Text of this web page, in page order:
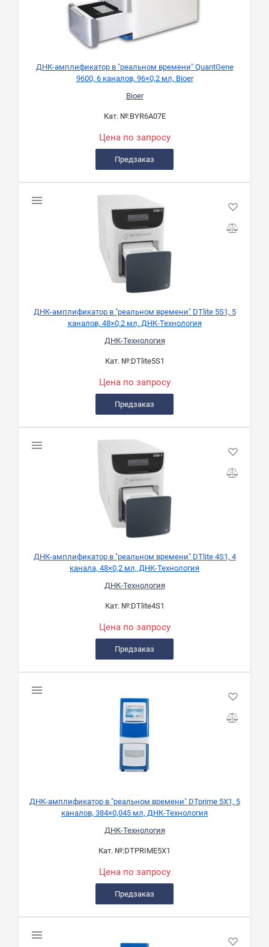
ДНК-амплификатор в "реальном времени" QuantGene
9600, 6 каналов, 96×0,2 мл, Bioer
Bioer
Кат. №:BYR6A07E
Цена по запросу
Предзаказ
ДНК-амплификатор в "реальном времени" DTlite 5S1, 5
каналов, 48×0,2 мл, ДНК-Технология
ДНК-Технология
Кат. №:DTlite5S1
Цена по запросу
Предзаказ
ДНК-амплификатор в "реальном времени" DTlite 4S1, 4
канала, 48×0,2 мл, ДНК-Технология
ДНК-Технология
Кат. №:DTlite4S1
Цена по запросу
Предзаказ
ДНК-амплификатор в "реальном времени" DTprime 5Х1, 5
каналов, 384×0,045 мл, ДНК-Технология
ДНК-Технология
Кат. №:DTPRIME5X1
Цена по запросу
Предзаказ